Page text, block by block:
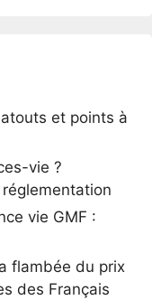
et points à
vie ?
vie GMF :
flambée du prix
des Français